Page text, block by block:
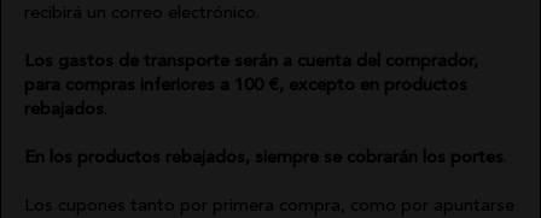
recibirá un correo electrónico.
Los gastos de transporte serán a cuenta del comprador,
para compras inferiores a 100 €, excepto en productos
rebajados
En los productos rebajados, siempre se cobrarán los portes
Los cupones tanto por primera compra, como por apuntarse